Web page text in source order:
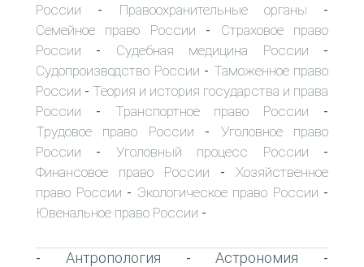
России - Правоохранительные органы -
Семейное право России - Страховое право
России - Судебная медицина России -
Судопроизводство России - Таможенное право
России - Теория и история государства и права
России - Транспортное право России -
Трудовое право России - Уголовное право
России - Уголовный процесс России -
Финансовое право России - Хозяйственное
право России - Экологическое право России -
Ювенальное право России -
- Антропология -Астрономия -